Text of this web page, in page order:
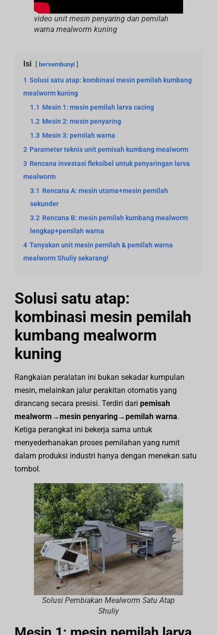
video unit mesin penyaring dan pemilah
warna mealworm kuning
Isi bersembunyi
1 Solusi satu atap: kombinasi mesin pemilah kumbang
mealworm kuning
1.1 Mesin 1: mesin pemilah larva cacing
1.2 Mesin 2: mesin penyaring
1.3 Mesin 3: pemilah warna
2 Parameter teknis unit pemisah kumbang mealworm
3 Rencana investasi fleksibel untuk penyaringan larva
mealworm
3.1 Rencana A: mesin utama+mesin pemilah
sekunder
3.2 Rencana B: mesin pemilah kumbang mealworm
lengkap+pemilah warna
4 Tanyakan unit mesin pemilah & pemilah warna
mealworm Shuliy sekarang!
Solusi satu atap:
kombinasi mesin pemilah
kumbang mealworm
kuning
Rangkaian peralatan ini bukan sekadar kumpulan
mesin, melainkan jalur perakitan otomatis yang
dirancang secara presisi. Terdiri dari pemisah
mealworm→mesin penyaring→pemilah warna.
Ketiga perangkat ini bekerja sama untuk
menyederhanakan proses pemilahan yang rumit
dalam produksi industri hanya dengan menekan satu
tombol.
Solusi Pembiakan Mealworm Satu Atap
Shuliy